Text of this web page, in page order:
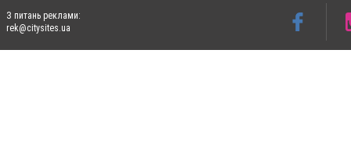
З питань реклами:
rek@citysites.ua